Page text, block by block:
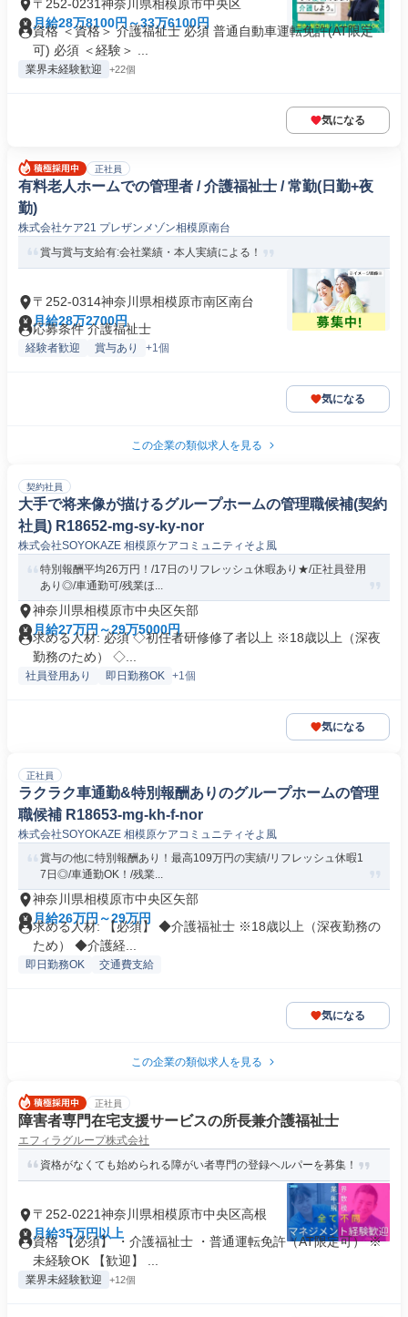
〒252-0231神奈川県相模原市中央区
月給28万8100円～33万6100円
資格 ＜資格＞ 介護福祉士 必須 普通自動車運転免許(AT限定
可) 必須 ＜経験＞ ...
業界未経験歓迎 +22個
気になる
正社員
有料老人ホームでの管理者 / 介護福祉士 / 常勤(日勤+夜
勤)
株式会社ケア21 プレザンメゾン相模原南台
賞与賞与支給有:会社業績・本人実績による！
〒252-0314神奈川県相模原市南区南台
月給28万2700円
応募条件 介護福祉士
経験者歓迎 賞与あり +1個
気になる
この企業の類似求人を見る
契約社員
大手で将来像が描けるグループホームの管理職候補(契約
社員) R18652-mg-sy-ky-nor
株式会社SOYOKAZE 相模原ケアコミュニティそよ風
特別報酬平均26万円！/17日のリフレッシュ休暇あり★/正社員登用
あり◎/車通勤可/残業ほ...
神奈川県相模原市中央区矢部
月給27万円～29万5000円
求める人材: 必須 ◇初任者研修修了者以上 ※18歳以上（深夜
勤務のため） ◇...
社員登用あり 即日勤務OK +1個
気になる
正社員
ラクラク車通勤&特別報酬ありのグループホームの管理
職候補 R18653-mg-kh-f-nor
株式会社SOYOKAZE 相模原ケアコミュニティそよ風
賞与の他に特別報酬あり！最高109万円の実績/リフレッシュ休暇1
7日◎/車通勤OK！/残業...
神奈川県相模原市中央区矢部
月給26万円～29万円
求める人材: 【必須】 ◆介護福祉士 ※18歳以上（深夜勤務の
ため） ◆介護経...
即日勤務OK 交通費支給
気になる
この企業の類似求人を見る
正社員
障害者専門在宅支援サービスの所長兼介護福祉士
エフィラグループ株式会社
資格がなくても始められる障がい者専門の登録ヘルパーを募集！
〒252-0221神奈川県相模原市中央区高根
月給35万円以上
資格 【必須】 ・介護福祉士 ・普通運転免許（AT限定可） ※
未経験OK 【歓迎】 ...
業界未経験歓迎 +12個